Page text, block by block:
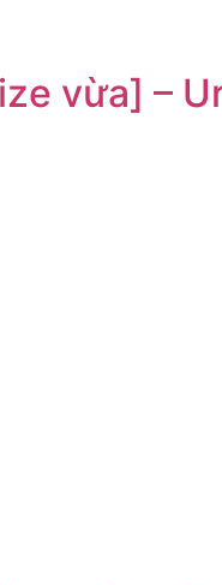
vừa] –